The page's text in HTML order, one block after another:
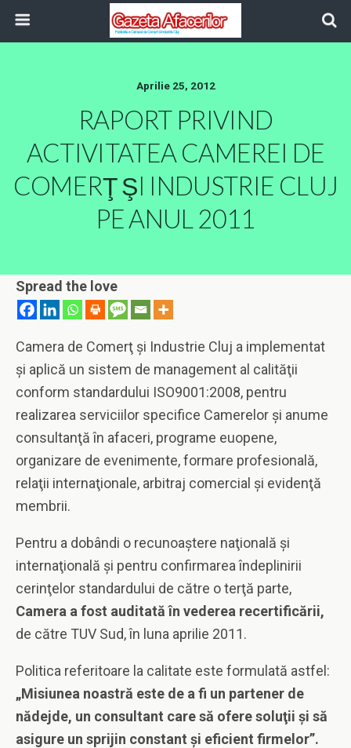
Aprilie 25, 2012
RAPORT PRIVIND
ACTIVITATEA CAMEREI DE
COMERŢ ŞI INDUSTRIE CLUJ
PE ANUL 2011
Spread the love
Camera de Comerţ şi Industrie Cluj a implementat
şi aplică un sistem de management al calităţii
conform standardului ISO9001:2008, pentru
realizarea serviciilor specifice Camerelor şi anume
consultanţă în afaceri, programe euopene,
organizare de evenimente, formare profesională,
relaţii internaţionale, arbitraj comercial şi evidenţă
membrii.
Pentru a dobândi o recunoaştere naţională şi
internaţională şi pentru confirmarea îndeplinirii
cerinţelor standardului de către o terţă parte,
Camera a fost auditată în vederea recertificării,
de către TUV Sud, în luna aprilie 2011.
Politica referitoare la calitate este formulată astfel:
„Misiunea noastră este de a fi un partener de
nădejde, un consultant care să ofere soluţii şi să
asigure un sprijin constant şi eficient firmelor”.